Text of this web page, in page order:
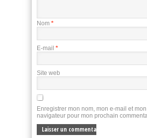
Nom *
E-mail *
Site web
Enregistrer mon nom, mon e-mail et
navigateur pour mon prochain